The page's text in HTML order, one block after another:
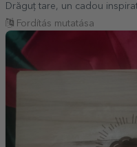
Drăguț tare, un cadou
Fordítás mutatása